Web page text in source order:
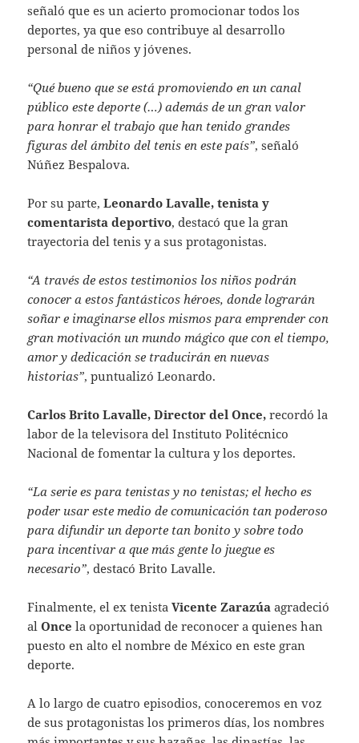
señaló que es un acierto promocionar todos los
deportes, ya que eso contribuye al desarrollo
personal de niños y jóvenes.
“Qué bueno que se está promoviendo en un canal
público este deporte (…) además de un gran valor
para honrar el trabajo que han tenido grandes
figuras del ámbito del tenis en este país”, señaló
Núñez Bespalova.
Por su parte,Leonardo Lavalle, tenista y
comentarista deportivo, destacó que la gran
trayectoria del tenis y a sus protagonistas.
“A través de estos testimonios los niños podrán
conocer a estos fantásticos héroes, donde lograrán
soñar e imaginarse ellos mismos para emprender con
gran motivación un mundo mágico que con el tiempo,
amor y dedicación se traducirán en nuevas
historias”, puntualizó Leonardo.
Carlos Brito Lavalle, Director del Once,recordó la
labor de la televisora del Instituto Politécnico
Nacional de fomentar la cultura y los deportes.
“La serie es para tenistas y no tenistas; el hecho es
poder usar este medio de comunicación tan poderoso
para difundir un deporte tan bonito y sobre todo
para incentivar a que más gente lo juegue es
necesario”, destacó Brito Lavalle.
Finalmente, el ex tenistaVicente Zarazúa agradeció
alOnce la oportunidad de reconocer a quienes han
puesto en alto el nombre de México en este gran
deporte.
A lo largo de cuatro episodios, conoceremos en voz
de sus protagonistas los primeros días, los nombres